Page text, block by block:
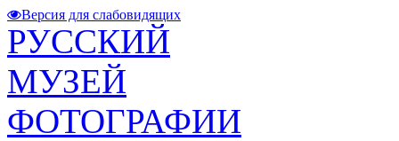
Версия для слабовидящих
РУССКИЙ
МУЗЕЙ
ФОТОГРАФИИ